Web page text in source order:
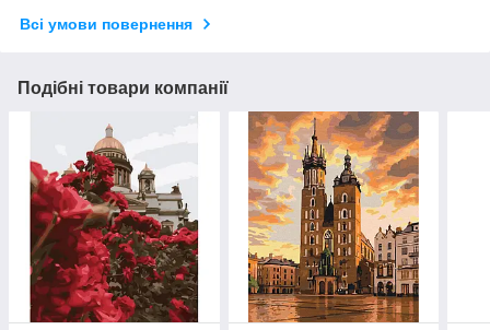
Всі умови повернення
Подібні товари компанії